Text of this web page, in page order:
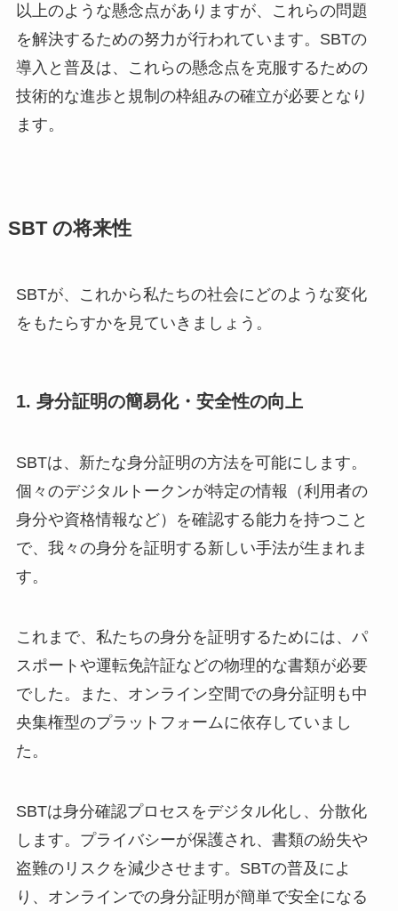
以上のような懸念点がありますが、これらの問題
を解決するための努力が行われています。SBTの
導入と普及は、これらの懸念点を克服するための
技術的な進歩と規制の枠組みの確立が必要となり
ます。
SBTの将来性
SBTが、これから私たちの社会にどのような変化
をもたらすかを見ていきましょう。
1. 身分証明の簡易化・安全性の向上
SBTは、新たな身分証明の方法を可能にします。
個々のデジタルトークンが特定の情報（利用者の
身分や資格情報など）を確認する能力を持つこと
で、我々の身分を証明する新しい手法が生まれま
す。
これまで、私たちの身分を証明するためには、パ
スポートや運転免許証などの物理的な書類が必要
でした。また、オンライン空間での身分証明も中
央集権型のプラットフォームに依存していまし
た。
SBTは身分確認プロセスをデジタル化し、分散化
します。プライバシーが保護され、書類の紛失や
盗難のリスクを減少させます。SBTの普及によ
り、オンラインでの身分証明が簡単で安全になる